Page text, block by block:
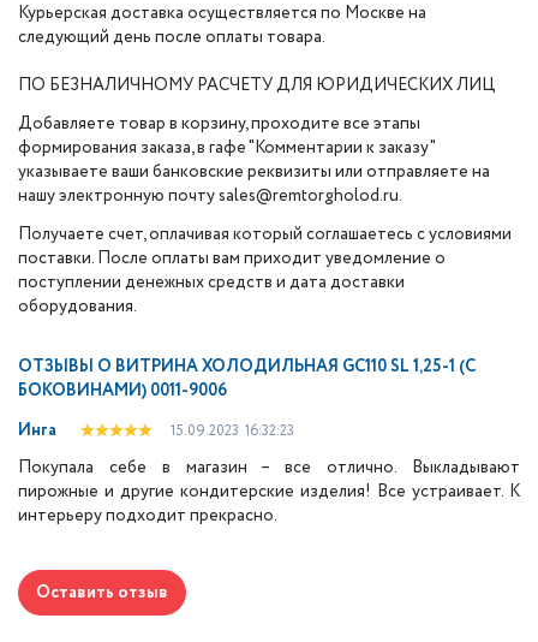
Курьерская доставка осуществляется по Москве на
следующий день после оплаты товара.
ПО БЕЗНАЛИЧНОМУ РАСЧЕТУ ДЛЯ ЮРИДИЧЕСКИХ ЛИЦ
Добавляете товар в корзину, проходите все этапы
формирования заказа, в гафе "Комментарии к заказу"
указываете ваши банковские реквизиты или отправляете на
нашу электронную почту sales@remtorgholod.ru.
Получаете счет, оплачивая который соглашаетесь с условиями
поставки. После оплаты вам приходит уведомление о
поступлении денежных средств и дата доставки
оборудования.
ОТЗЫВЫ О ВИТРИНА ХОЛОДИЛЬНАЯ GC110 SL 1,25-1 (С
БОКОВИНАМИ) 0011-9006
Инга
15.09.2023 16:32:23
Покупала себе в магазин – все отлично. Выкладывают
пирожные и другие кондитерские изделия! Все устраивает. К
интерьеру подходит прекрасно.
Оставить отзыв